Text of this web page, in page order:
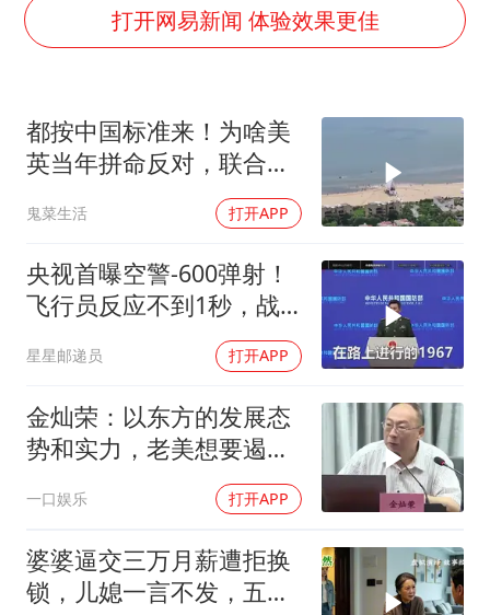
台风白海豚最新路径研判来了
船舶避风项目停工 多地全力防台风
服务实体经济 财政金融打出组合拳
男子结婚8年发现3个女儿均非亲生
奋进开新局 实干挑大梁
打开网易新闻 体验效果更佳
都按中国标准来！为啥美
英当年拼命反对，联合国
鬼菜生活 打开APP
央视首曝空警-600弹射！
飞行员反应不到1秒，战
星星邮递员 打开APP
金灿荣：以东方的发展态
势和实力，老美想要遏制
一口娱乐 打开APP
婆婆逼交三万月薪遭拒换
锁，儿媳一言不发，五天